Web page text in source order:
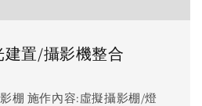
置/攝影機整合
棚 施作內容:虛擬攝影棚/燈